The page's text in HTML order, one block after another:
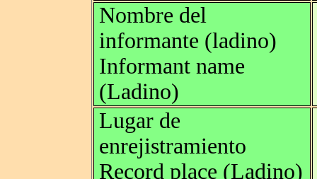
Nombre del
informante (ladino)
Informant name
(Ladino)
Lugar de
enrejistramiento
Record place (Ladino)